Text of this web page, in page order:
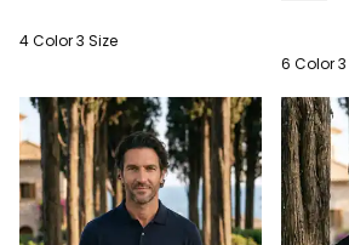
4 Color 3 Size
6 Color 3